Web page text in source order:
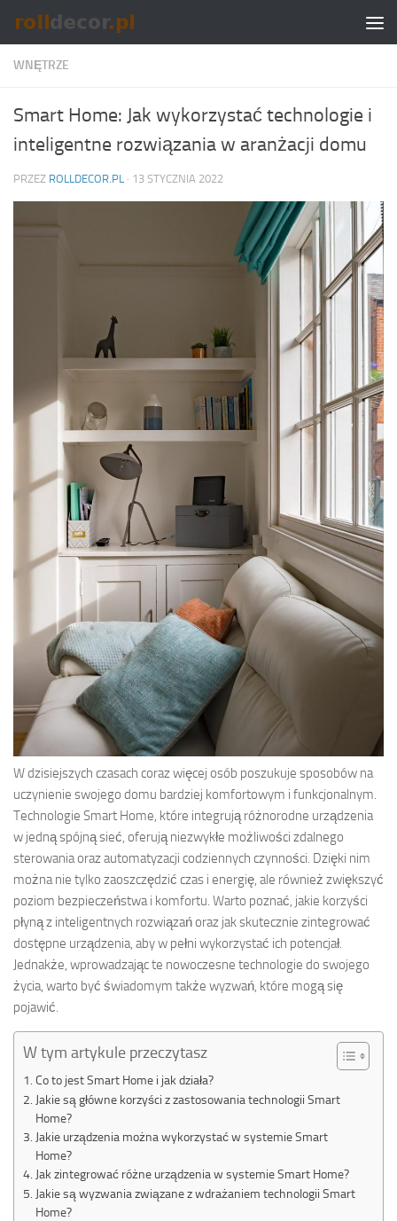
Skip to content
WNĘTRZE
Smart Home: Jak wykorzystać technologie i
inteligentne rozwiązania w aranżacji domu
PRZEZ ROLLDECOR.PL · 13 STYCZNIA 2022
W dzisiejszych czasach coraz więcej osób poszukuje sposobów na
uczynienie swojego domu bardziej komfortowym i funkcjonalnym.
Technologie Smart Home, które integrują różnorodne urządzenia
w jedną spójną sieć, oferują niezwykłe możliwości zdalnego
sterowania oraz automatyzacji codziennych czynności. Dzięki nim
można nie tylko zaoszczędzić czas i energię, ale również zwiększyć
poziom bezpieczeństwa i komfortu. Warto poznać, jakie korzyści
płyną z inteligentnych rozwiązań oraz jak skutecznie zintegrować
dostępne urządzenia, aby w pełni wykorzystać ich potencjał.
Jednakże, wprowadzając te nowoczesne technologie do swojego
życia, warto być świadomym także wyzwań, które mogą się
pojawić.
W tym artykule przeczytasz
Co to jest Smart Home i jak działa?
Jakie są główne korzyści z zastosowania technologii Smart
Home?
Jakie urządzenia można wykorzystać w systemie Smart
Home?
Jak zintegrować różne urządzenia w systemie Smart Home?
Jakie są wyzwania związane z wdrażaniem technologii Smart
Home?